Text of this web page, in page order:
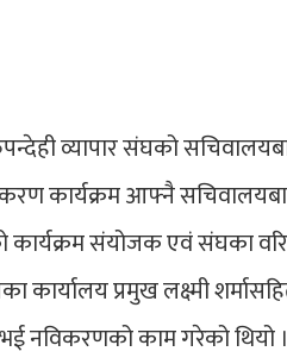
व्यापार संघको
कार्यक्रम आफ्नै
संयोजक एवं संघका
कार्यालय प्रमुख लक्ष्मी
नविकरणको काम गरेको